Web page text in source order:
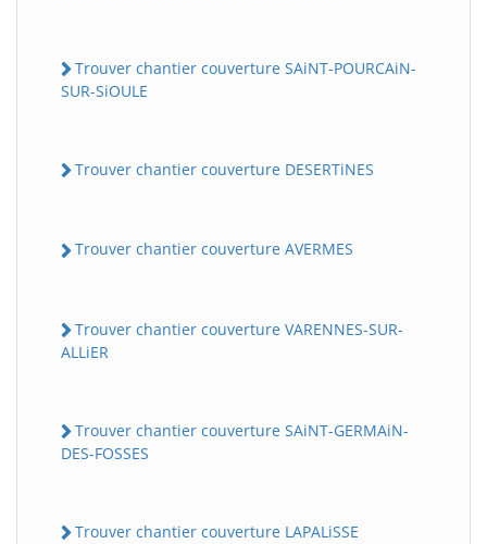
Trouver chantier couverture SAiNT-POURCAiN-
SUR-SiOULE
Trouver chantier couverture DESERTiNES
Trouver chantier couverture AVERMES
Trouver chantier couverture VARENNES-SUR-
ALLiER
Trouver chantier couverture SAiNT-GERMAiN-
DES-FOSSES
Trouver chantier couverture LAPALiSSE